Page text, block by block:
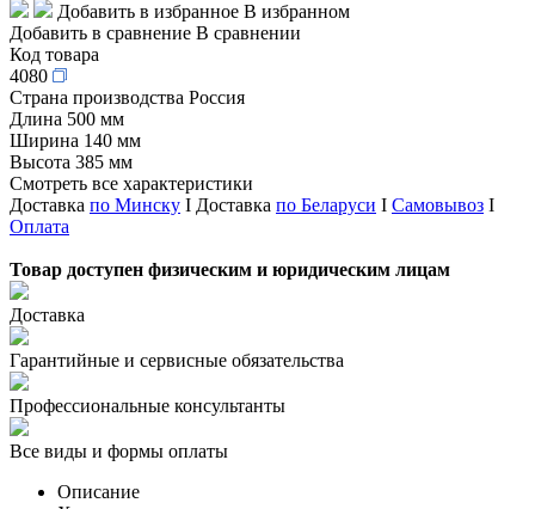
Добавить в избранное В избранном
Добавить в сравнение В сравнении
Код товара
4080
Страна производства Россия
Длина 500 мм
Ширина 140 мм
Высота 385 мм
Смотреть все характеристики
Доставка по Минску I Доставка по Беларуси I Самовывоз I
Оплата
Товар доступен физическим и юридическим лицам
Доставка
Гарантийные и сервисные обязательства
Профессиональные консультанты
Все виды и формы оплаты
Описание